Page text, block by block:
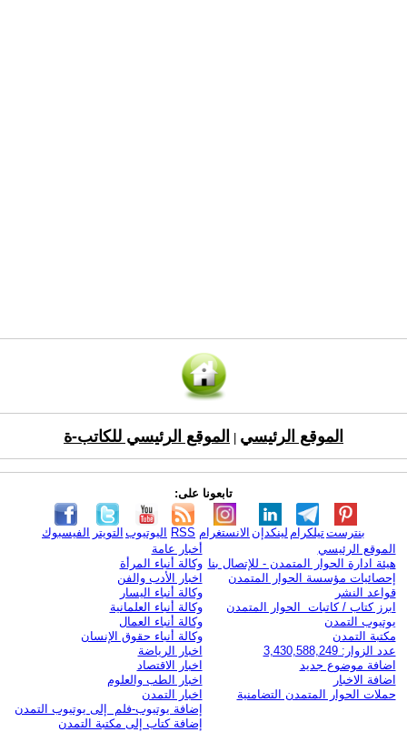
الموقع الرئيسي الموقع الرئيسي للكاتب-ة
تابعونا على:
الفيسبوك التويتر اليوتيوب RSS الانستغرام لينكدإن تيلكرامبنترست
الموقع الرئيسي
هيئة ادارة الحوار المتمدن - للإتصال بنا
إحصائيات مؤسسة الحوار المتمدن
قواعد النشر
ابرز كتاب / كاتبات الحوار المتمدن
يوتيوب التمدن
مكتبة التمدن
عدد الزوار: 3,430,588,249
اضافة موضوع جديد
اضافة الاخبار
حملات الحوار المتمدن التضامنية
أخبار عامة
وكالة أنباء المرأة
اخبار الأدب والفن
وكالة أنباء اليسار
وكالة أنباء العلمانية
وكالة أنباء العمال
وكالة أنباء حقوق الإنسان
اخبار الرياضة
اخبار الاقتصاد
اخبار الطب والعلوم
اخبار التمدن
إضافة يوتيوب-فلم إلى يوتيوب التمدن
إضافة كتاب إلى مكتبة التمدن